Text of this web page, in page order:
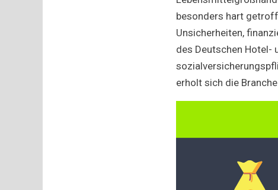
besonders hart
Unsicherheiten,
des Deutschen Hotel-
erholt sich die